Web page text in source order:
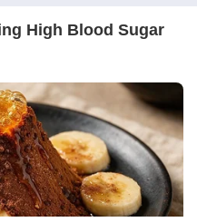
di Monas Dikaitkan
TNI Beri Penjelasan
Istri dan Bayi Demi
Sesama Jenis
X